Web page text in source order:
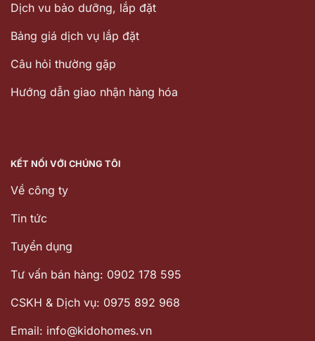
Dịch vu bảo dưỡng, lắp đặt
Bảng giá dịch vụ lắp đặt
Câu hỏi thường gặp
Hướng dẫn giao nhận hàng hóa
KẾT NỐI VỚI CHÚNG TÔI
Về công ty
Tin tức
Tuyển dụng
Tư vấn bán hàng: 0902 178 595
CSKH & Dịch vụ: 0975 892 968
Email: info@kidohomes.vn